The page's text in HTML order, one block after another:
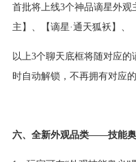
首批将上线3个神品谪星外观
主】、【谪星·通天狐袄】、
以上3个聊天底框将随对应
时自动解锁，不再拥有对应
六、全新外观品类——技能